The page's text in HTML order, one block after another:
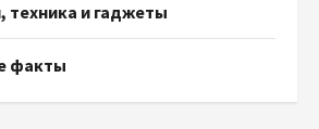
техника и гаджеты
факты